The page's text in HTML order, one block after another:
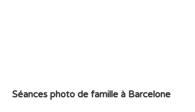
Séances photo de famille à Barcelone